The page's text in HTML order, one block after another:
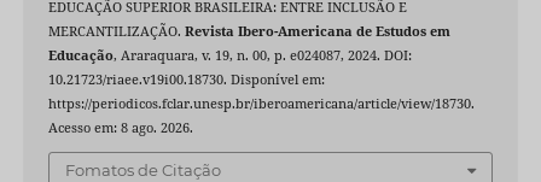
EDUCAÇÃO SUPERIOR BRASILEIRA: ENTRE INCLUSÃO E
MERCANTILIZAÇÃO. Revista Ibero-Americana de Estudos em
Educação, Araraquara, v. 19, n. 00, p. e024087, 2024. DOI:
10.21723/riaee.v19i00.18730. Disponível em:
https://periodicos.fclar.unesp.br/iberoamericana/article/view/18730.
Acesso em: 8 ago. 2026.
Fomatos de Citação